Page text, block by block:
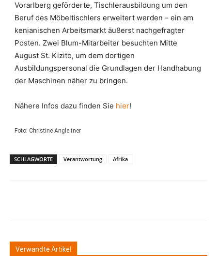
Vorarlberg geförderte, Tischlerausbildung um den
Beruf des Möbeltischlers erweitert werden – ein am
kenianischen Arbeitsmarkt äußerst nachgefragter
Posten. Zwei Blum-Mitarbeiter besuchten Mitte
August St. Kizito, um dem dortigen
Ausbildungspersonal die Grundlagen der Handhabung
der Maschinen näher zu bringen.
Nähere Infos dazu finden Sie hier!
Foto: Christine Angleitner
SCHLAGWORTE Verantwortung Afrika
Verwandte Artikel